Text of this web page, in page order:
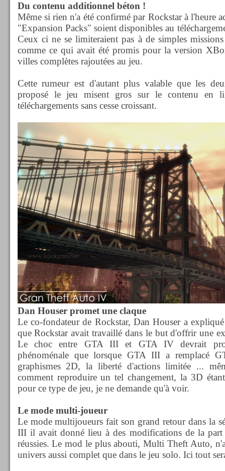
Du contenu additionnel béton !
Même si rien n'a été confirmé par Rockstar à l'heure
"Expansion Packs" soient disponibles au
Ceux ci ne se limiteraient pas à de simples
comme ce qui avait été promis pour la version
villes complètes rajoutées au jeu.
Cette rumeur est d'autant plus valable que les
proposé le jeu misent gros sur le contenu en
téléchargements sans cesse croissant.
Dan Houser promet une claque
Le co-fondateur de Rockstar, Dan Houser a
que Rockstar avait travaillé dans le but d'offrir une
Le choc entre GTA III et GTA IV devrait
phénoménale que lorsque GTA III a remplacé
graphismes 2D, la liberté d'actions limitée ...
comment reproduire un tel changement, la 3D
pour ce type de jeu, je ne demande qu'à voir.
Le mode multi-joueur
Le mode multijoueurs fait son grand retour dans la
III il avait donné lieu à des modifications de la
réussies. Le mod le plus abouti, Multi Theft Auto,
univers aussi complet que dans le jeu solo. Ici tout